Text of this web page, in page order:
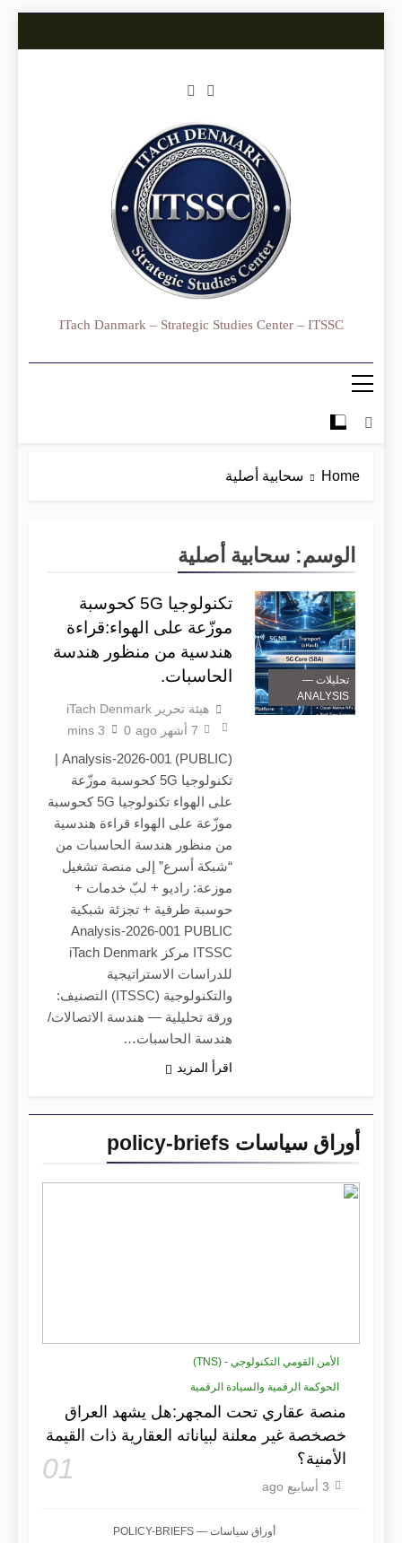
ITach Danmark – Strategic Studies Center – ITSSC
Home سحابية أصلية
أوراق سياسات policy-briefs
الأمن القومي التكنولوجي - (TNS)
الحوكمة الرقمية والسيادة الرقمية
منصة عقاري تحت المجهر:هل يشهد العراق
خصخصة غير معلنة لبياناته العقارية ذات القيمة
الأمنية؟
01
3 أسابيع ago
أوراق سياسات — POLICY-BRIEFS
الوسم: سحابية أصلية
تحليلات —
ANALYSIS
تكنولوجيا 5G كحوسبة
موزّعة على الهواء:قراءة
هندسية من منظور هندسة
الحاسبات.
هيئة تحرير iTach Denmark
7 أشهر ago
0
3 mins
Analysis-2026-001 (PUBLIC) |
تكنولوجيا 5G كحوسبة موزّعة
على الهواء تكنولوجيا 5G كحوسبة
موزّعة على الهواء قراءة هندسية
من منظور هندسة الحاسبات من
“شبكة أسرع” إلى منصة تشغيل
موزعة: راديو + لبّ خدمات +
حوسبة طرفية + تجزئة شبكية
Analysis-2026-001 PUBLIC
ITSSC مركز iTach Denmark
للدراسات الاستراتيجية
والتكنولوجية (ITSSC) التصنيف:
ورقة تحليلية — هندسة الاتصالات/
هندسة الحاسبات…
اقرأ المزيد